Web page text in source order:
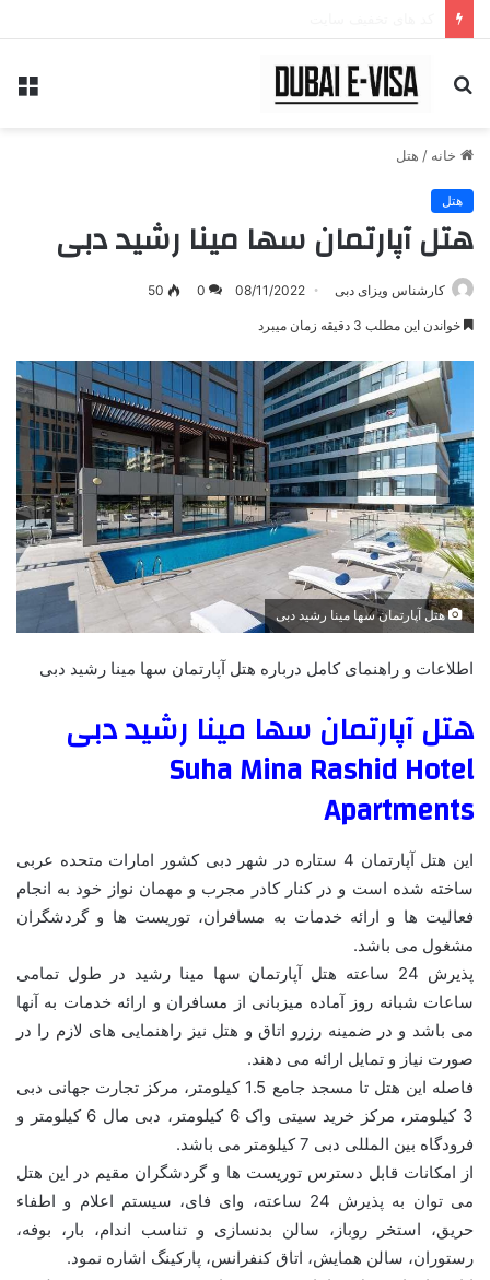
جستجو
خانه / هتل
هتل
هتل آپارتمان سها مینا رشید دبی
کارشناس ویزای دبی 08/11/2022
0
50
خواندن این مطلب 3 دقیقه زمان میبرد
هتل آپارتمان سها مینا رشید دبی
اطلاعات و راهنمای کامل درباره هتل آپارتمان سها مینا رشید دبی
هتل آپارتمان سها مینا رشید دبی
Suha Mina Rashid Hotel
Apartments
این هتل آپارتمان 4 ستاره در شهر دبی کشور امارات متحده عربی
ساخته شده است و در کنار کادر مجرب و مهمان نواز خود به انجام
فعالیت ها و ارائه خدمات به مسافران، توریست ها و گردشگران
مشغول می باشد.
پذیرش 24 ساعته هتل آپارتمان سها مینا رشید در طول تمامی
ساعات شبانه روز آماده میزبانی از مسافران و ارائه خدمات به آنها
می باشد و در ضمینه رزرو اتاق و هتل نیز راهنمایی های لازم را در
صورت نیاز و تمایل ارائه می دهند.
فاصله این هتل تا مسجد جامع 1.5 کیلومتر، مرکز تجارت جهانی دبی
3 کیلومتر، مرکز خرید سیتی واک 6 کیلومتر، دبی مال 6 کیلومتر و
فرودگاه بین المللی دبی 7 کیلومتر می باشد.
از امکانات قابل دسترس توریست ها و گردشگران مقیم در این هتل
می توان به پذیرش 24 ساعته، وای فای، سیستم اعلام و اطفاء
حریق، استخر روباز، سالن بدنسازی و تناسب اندام، بار، بوفه،
رستوران، سالن همایش، اتاق کنفرانس، پارکینگ اشاره نمود.